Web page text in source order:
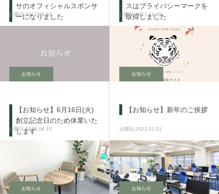
サのオフィシャルスポンサ
ーになりました
2017.06.02
スはプライバシーマークを
取得しました
2017.11.09
お知らせ
【お知らせ】6月16日(火)
創立記念日のため休業いた
します2026.06.15
お知らせ
【お知らせ】新年のご挨拶
2022.01.01
お知らせ お知らせ